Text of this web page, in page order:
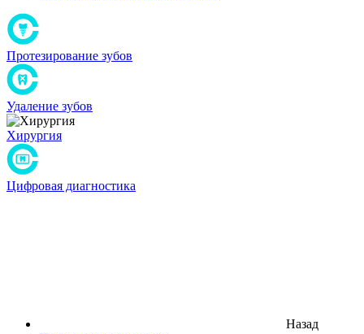
Протезирование зубов
Удаление зубов
Хирургия
Цифровая диагностика
Назад